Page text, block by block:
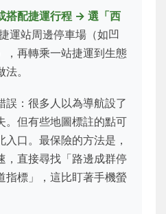
搭配捷運行程 → 選「西
運站周邊停車場（如凹
，再轉乘一站捷運到生態
。
誤：很多人以為導航設了
。但有些地圖標註的點可
口。最保險的方法是，
，直接尋找「路邊成群停
指標」，這比盯著手機螢